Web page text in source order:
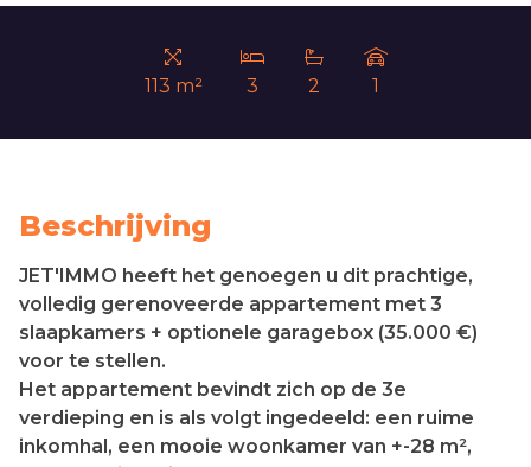
113 m² 3 2 1
Beschrijving
JET'IMMO heeft het genoegen u dit prachtige,
volledig gerenoveerde appartement met 3
slaapkamers + optionele garagebox (35.000 €)
voor te stellen.
Het appartement bevindt zich op de 3e
verdieping en is als volgt ingedeeld: een ruime
inkomhal, een mooie woonkamer van +-28 m²,